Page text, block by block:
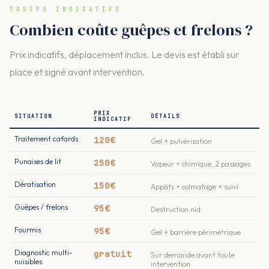
TARIFS INDICATIFS
Combien coûte guêpes et frelons ?
Prix indicatifs, déplacement inclus. Le devis est établi sur
place et signé avant intervention.
SITUATION
PRIX
INDICATIF
DÉTAILS
Traitement cafards 120€ Gel + pulvérisation
Punaises de lit 250€ Vapeur + chimique, 2 passages
Dératisation 150€ Appâts + colmatage + suivi
Guêpes / frelons 95€ Destruction nid
Fourmis 95€ Gel + barrière périmétrique
Diagnostic multi-
nuisibles
gratuit
Sur demande avant toute
intervention